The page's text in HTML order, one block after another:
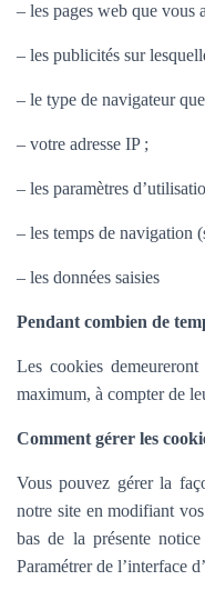
– les pages web que vous
– les publicités sur
– le type de navigateur
– votre adresse IP ;
– les paramètres
– les temps de navigation
– les données saisies
Pendant combien de
Les cookies
maximum, à compter de
Comment gérer les
Vous pouvez gérer la
notre site en modifiant
bas de la présente
Paramétrer de l’interface